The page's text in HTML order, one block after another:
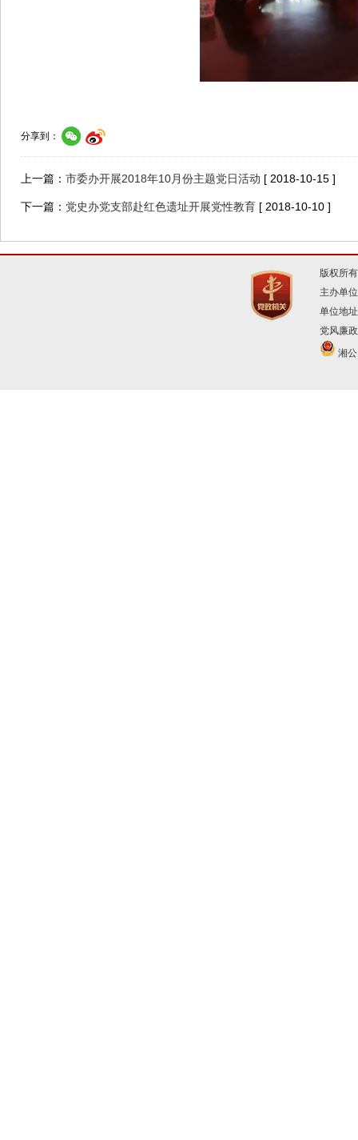
分享到：
上一篇： 市委办开展2018年10月份主题党日活动 [ 2018-10-15 ]
下一篇： 党史办党支部赴红色遗址开展党性教育 [ 2018-10-10 ]
版权所
主办单
单位地
党风廉
湘